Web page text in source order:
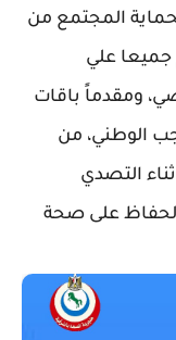
المجتمع من
جميعا علي
ومقدماً باقات
الوطني، من
التصدي
الحفاظ على صحة